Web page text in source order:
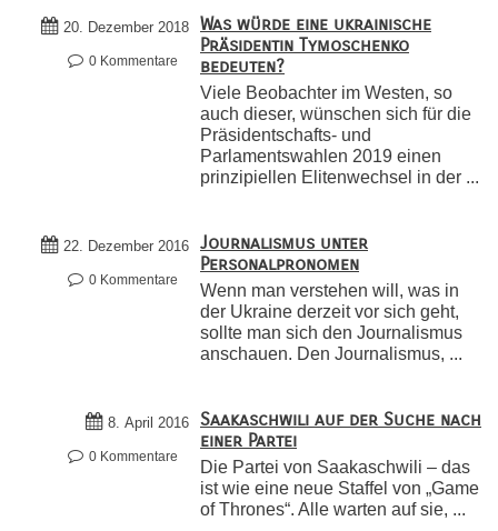
20. Dezember 2018
0 Kommentare
Was würde eine ukrainische
Präsidentin Tymoschenko
bedeuten?
Viele Beobachter im Westen, so
auch dieser, wünschen sich für die
Präsidentschafts- und
Parlamentswahlen 2019 einen
prinzipiellen Elitenwechsel in der ...
22. Dezember 2016
0 Kommentare
Journalismus unter
Personalpronomen
Wenn man verstehen will, was in
der Ukraine derzeit vor sich geht,
sollte man sich den Journalismus
anschauen. Den Journalismus, ...
8. April 2016
0 Kommentare
Saakaschwili auf der Suche nach
einer Partei
Die Partei von Saakaschwili – das
ist wie eine neue Staffel von „Game
of Thrones“. Alle warten auf sie, ...